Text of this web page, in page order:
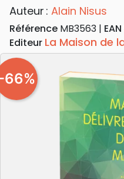
Auteur : Alain Nisus
Référence MB3563 EAN
Editeur La Maison de
66%